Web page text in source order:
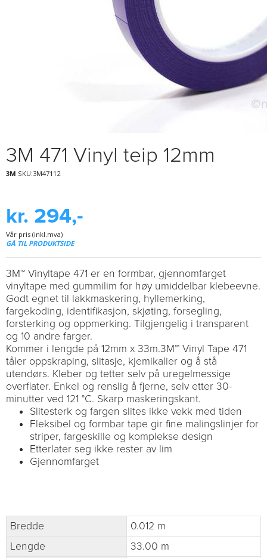
3M 471 Vinyl teip 12mm
3M SKU:3M47112
kr. 294,-
Vår pris (inkl.mva)
GÅ TIL PRODUKTSIDE
3M™ Vinyltape 471 er en formbar, gjennomfarget
vinyltape med gummilim for høy umiddelbar klebeevne.
Godt egnet til lakkmaskering, hyllemerking,
fargekoding, identifikasjon, skjøting, forsegling,
forsterking og oppmerking. Tilgjengelig i transparent
og 10 andre farger.
Kommer i lengde på 12mm x 33m.3M™ Vinyl Tape 471
tåler oppskraping, slitasje, kjemikalier og å stå
utendørs. Kleber og tetter selv på uregelmessige
overflater. Enkel og renslig å fjerne, selv etter 30-
minutter ved 121 °C. Skarp maskeringskant.
Slitesterk og fargen slites ikke vekk med tiden
Fleksibel og formbar tape gir fine malingslinjer for
striper, fargeskille og komplekse design
Etterlater seg ikke rester av lim
Gjennomfarget
Bredde
0.012 m
Lengde
33.00 m